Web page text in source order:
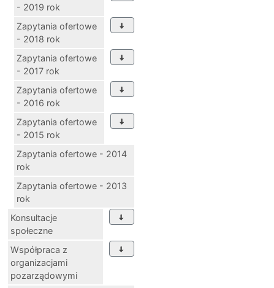
- 2019 rok
Zapytania ofertowe
- 2018 rok
Zapytania ofertowe
- 2017 rok
Zapytania ofertowe
- 2016 rok
Zapytania ofertowe
- 2015 rok
Zapytania ofertowe - 2014
rok
Zapytania ofertowe - 2013
rok
Konsultacje
społeczne
Współpraca z
organizacjami
pozarządowymi